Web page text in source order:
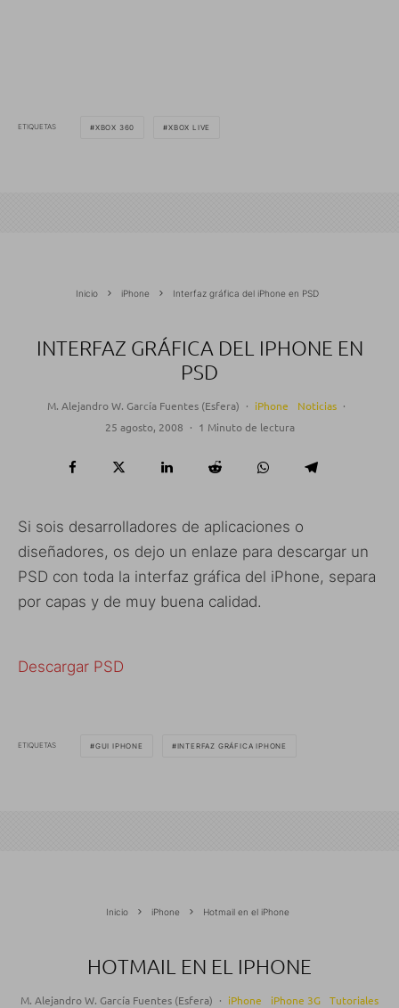
ETIQUETAS XBOX 360 XBOX LIVE
Inicio iPhone Interfaz gráfica del iPhone en PSD
INTERFAZ GRÁFICA DEL IPHONE EN
PSD
M. Alejandro W. García Fuentes (Esfera) · iPhone Noticias ·
25 agosto, 2008 · 1 Minuto de lectura
Si sois desarrolladores de aplicaciones o
diseñadores, os dejo un enlaze para descargar un
PSD con toda la interfaz gráfica del iPhone, separa
por capas y de muy buena calidad.
Descargar PSD
ETIQUETAS GUI IPHONE INTERFAZ GRÁFICA IPHONE
Inicio iPhone Hotmail en el iPhone
HOTMAIL EN EL IPHONE
M. Alejandro W. García Fuentes (Esfera) · iPhone iPhone 3G
Tutoriales